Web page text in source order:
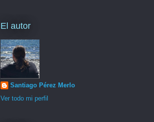
El autor
Santiago Pérez Merlo
Ver todo mi perfil